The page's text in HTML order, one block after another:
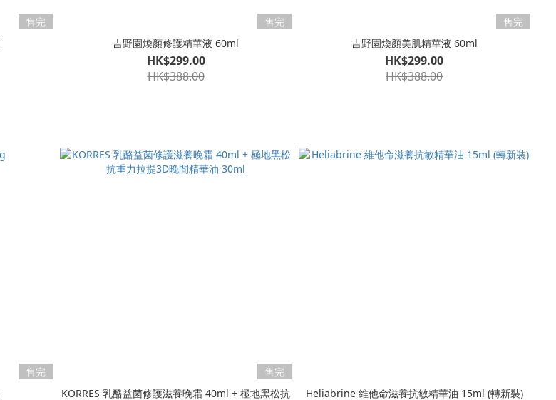
售完
售完
吉野園煥顏修護精華液 60ml
HK$299.00
HK$388.00
售完
吉野園煥顏美肌精華液 60ml
HK$299.00
HK$388.00
售完
售完
KORRES 乳酪益菌修護滋養晚霜 40ml + 極地黑松抗
Heliabrine 維他命滋養抗敏精華油 15ml (轉新裝)